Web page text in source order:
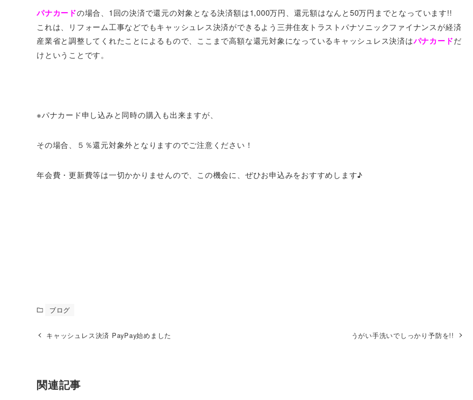
パナカードの場合、1回の決済で還元の対象となる決済額は1,000万円、還元額はなんと50万円までとなっています!!
これは、リフォーム工事などでもキャッシュレス決済ができるよう三井住友トラストパナソニックファイナンスが経済
産業省と調整してくれたことによるもので、ここまで高額な還元対象になっているキャッシュレス決済はパナカードだ
けということです。
※パナカード申し込みと同時の購入も出来ますが、
その場合、５％還元対象外となりますのでご注意ください！
年会費・更新費等は一切かかりませんので、この機会に、ぜひお申込みをおすすめします♪
ブログ
キャッシュレス決済 PayPay始めました うがい手洗いでしっかり予防を!!
関連記事